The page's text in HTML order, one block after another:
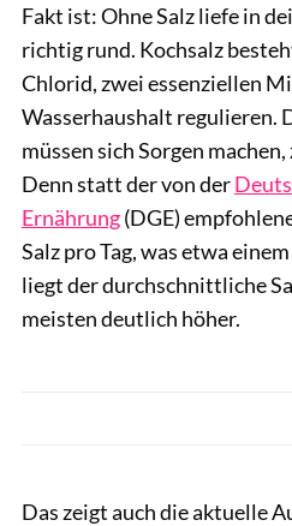
Fakt ist: Ohne Salz liefe in
richtig rund. Kochsalz
Chlorid, zwei essenziellen
Wasserhaushalt regulieren.
müssen sich Sorgen machen,
Denn statt der von der
Ernährung(DGE)
Salz pro Tag, was etwa
liegt der durchschnittliche
meisten deutlich höher.
Das zeigt auch die aktuelle